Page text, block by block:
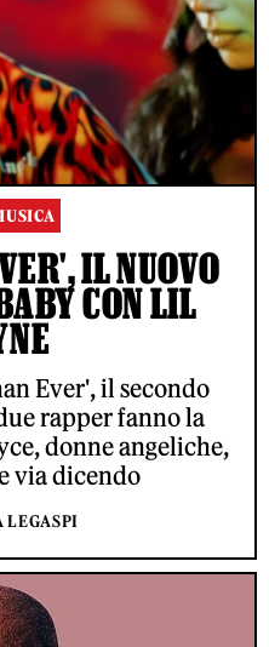
IL NUOVO
CON LIL
Ever', il secondo
rapper fanno la
donne angeliche,
via dicendo
LEGASPI